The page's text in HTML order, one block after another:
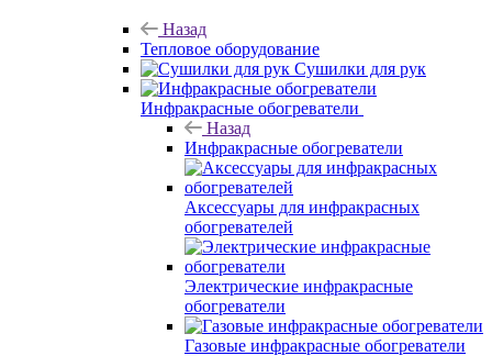
Назад
Тепловое оборудование
Сушилки для рук
Инфракрасные обогреватели
Назад
Инфракрасные обогреватели
Аксессуары для инфракрасных
обогревателей
Электрические инфракрасные
обогреватели
Газовые инфракрасные обогреватели